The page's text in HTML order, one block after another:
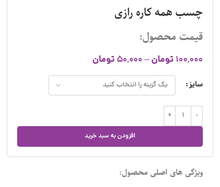
چسب همه کاره رازی
قیمت محصول:
100,000 تومان–
50,000تومان
سایز
افزودن به سبد خرید
ویژگی های اصلی محصول: